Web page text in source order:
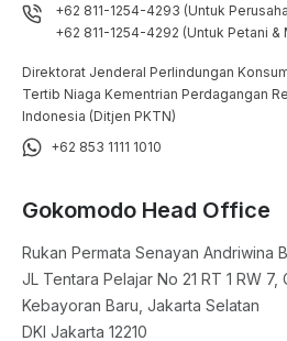
+62 811-1254-4293 (Untuk
+62 811-1254-4292 (Untuk Petani &
Direktorat Jenderal Perlindungan
Tertib Niaga Kementrian Perdagangan
Indonesia (Ditjen PKTN)
+62 853 1111 1010
Gokomodo Head Office
Rukan Permata Senayan Andriwina
JL Tentara Pelajar No 21 RT 1 RW 7,
Kebayoran Baru, Jakarta Selatan
DKI Jakarta 12210